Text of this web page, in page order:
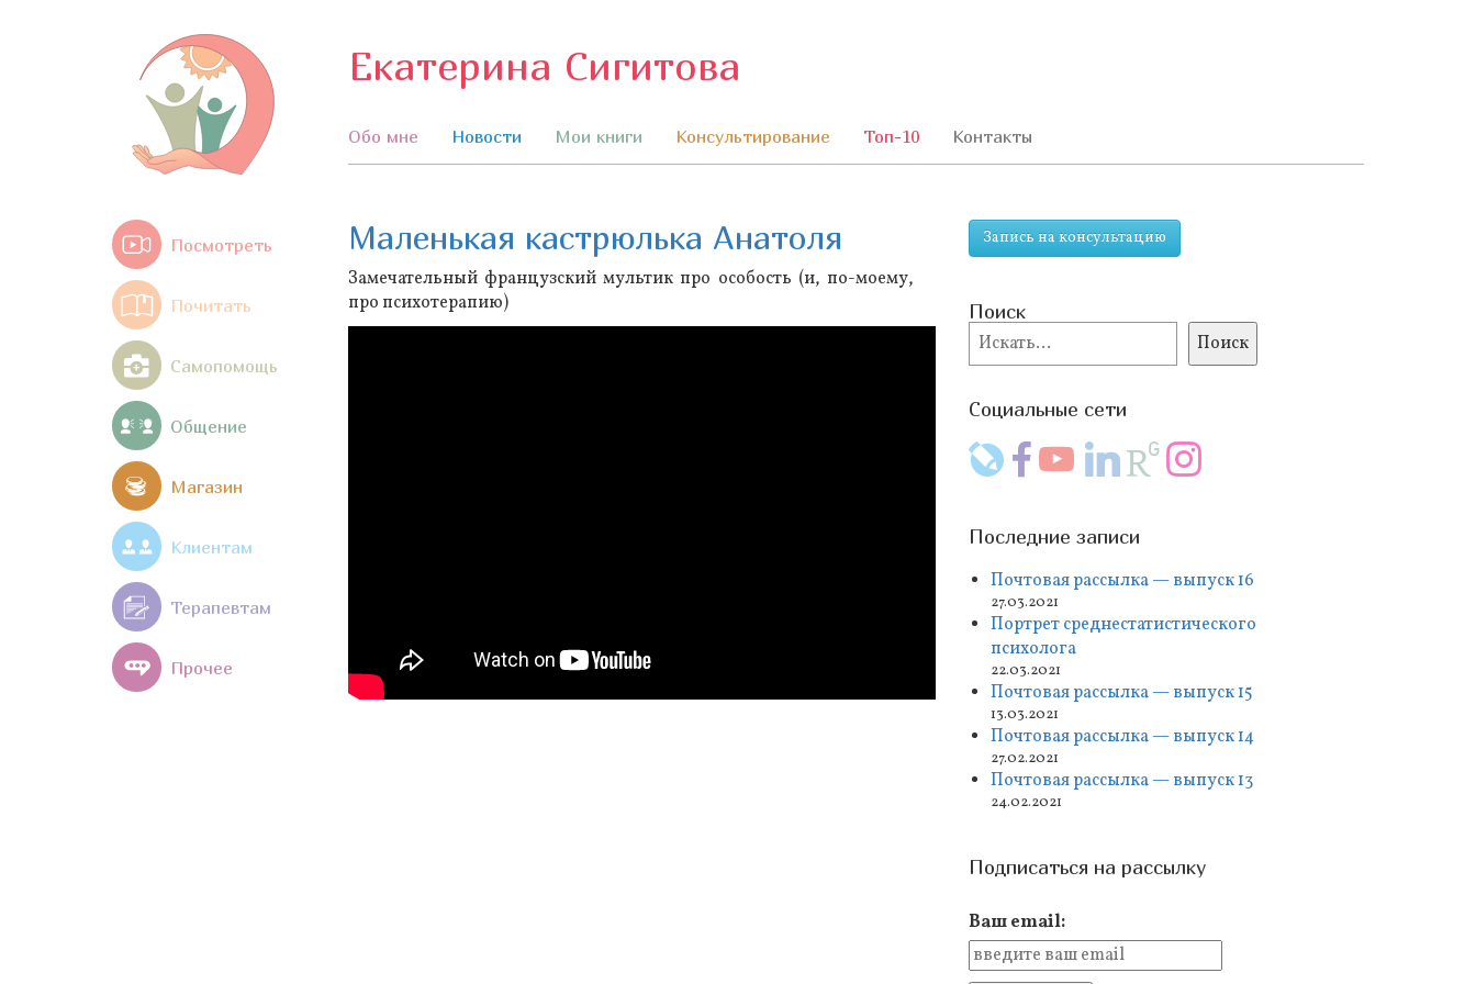
Екатерина Сигитова
Обо мне Новости Мои книги Консультирование Топ-10 Контакты
Посмотреть
Почитать
Самопомощь
Общение
Магазин
Клиентам
Терапевтам
Прочее
Маленькая кастрюлька Анатоля
Замечательный французский мультик про особость (и, по-моему,
про психотерапию)
Запись на консультацию
Поиск
Поиск Поиск
Социальные сети
Последние записи
Почтовая рассылка — выпуск 16
27.03.2021
Портрет среднестатистического
психолога
22.03.2021
Почтовая рассылка — выпуск 15
13.03.2021
Почтовая рассылка — выпуск 14
27.02.2021
Почтовая рассылка — выпуск 13
24.02.2021
Подписаться на рассылку
Ваш email: